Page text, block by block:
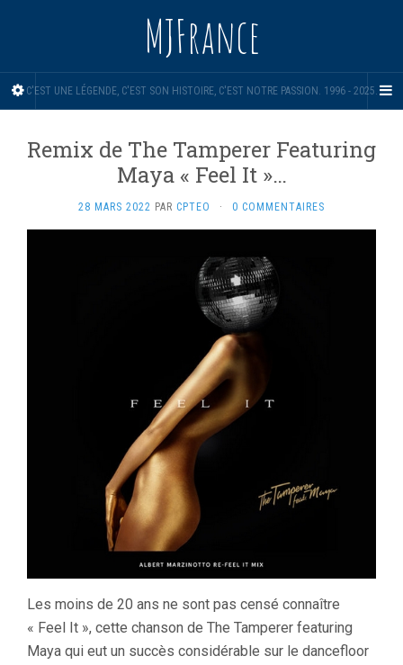
MJFrance
C'EST UNE LÉGENDE, C'EST SON HISTOIRE, C'EST NOTRE PASSION. 1996 - 2025.
Remix de The Tamperer Featuring
Maya « Feel It »…
28 MARS 2022 PAR CPTEO · 0 COMMENTAIRES
Les moins de 20 ans ne sont pas censé connaître
« Feel It », cette chanson de The Tamperer featuring
Maya qui eut un succès considérable sur le dancefloor